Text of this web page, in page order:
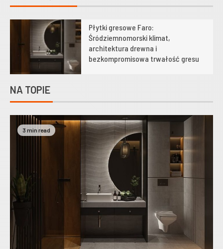
Płytki gresowe Faro:
Śródziemnomorski klimat,
architektura drewna i
bezkompromisowa trwałość gresu
NA TOPIE
3 min read